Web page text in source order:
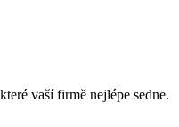
vaší firmě nejlépe sedne.